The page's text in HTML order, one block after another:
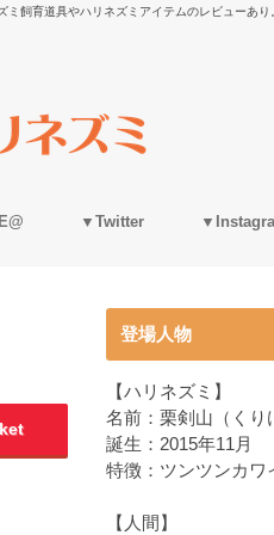
飼育道具やハリネズミアイテムのレビューあり
▼Twitter
登場人物
【ハリネズミ】
名前：栗剣山（くり
誕生：2015年11月
特徴：ツンツンカワ
【人間】